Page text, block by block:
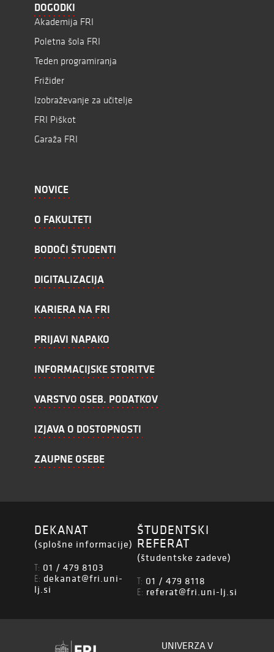
DOGODKI
Akademija FRI
Poletna šola FRI
Teden programiranja
Frižider
Izobraževanje za učitelje
FRI Piškot
Garaža FRI
NOVICE
O FAKULTETI
BODOČI ŠTUDENTI
DIGITALIZACIJA
KARIERA NA FRI
PRIJAVI NAPAKO
INFORMACIJSKE STORITVE
VARSTVO OSEB. PODATKOV
IZJAVA O DOSTOPNOSTI
ZAUPNE OSEBE
DEKANAT
(splošne informacije)
T: 01 / 479 8103
E: dekanat@fri.uni-
lj.si
ŠTUDENTSKI
REFERAT
(študentske zadeve)
T: 01 / 479 8118
E: referat@fri.uni-lj.si
UNIVERZA V